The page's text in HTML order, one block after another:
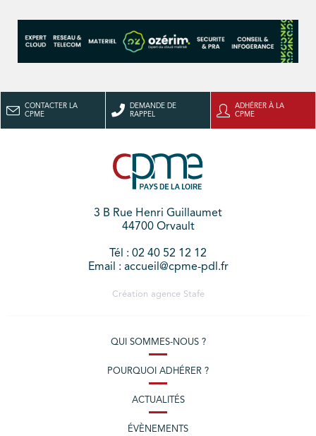
CONTACTER LA
CPME
DEMANDE DE
RAPPEL
ADHÉRER À LA
CPME
3 B Rue Henri Guillaumet
44700 Orvault
Tél : 02 40 52 12 12
Email : accueil@cpme-pdl.fr
Création agence Stafe
QUI SOMMES-NOUS ?
POURQUOI ADHÉRER ?
ACTUALITÉS
ÉVÈNEMENTS